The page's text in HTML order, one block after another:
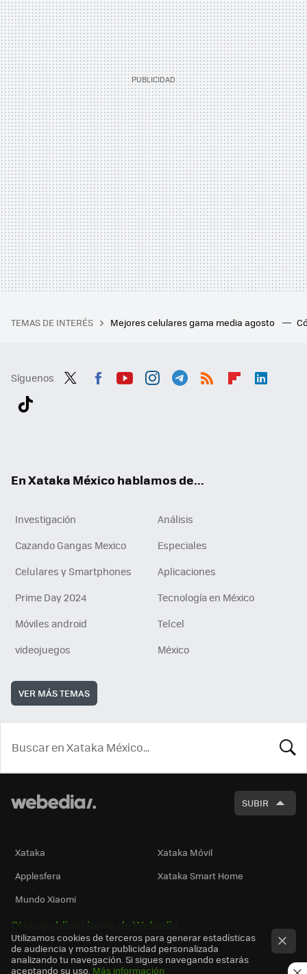
TEMAS DE INTERÉS Mejores celulares gama media agosto
Síguenos
En Xataka México hablamos de...
Investigación
Análisis
Cazando Gangas Mexico
Especiales
Celulares y Smartphones
Aplicaciones
Prime Day 2024
Tecnología en México
Móviles android
Telcel
videojuegos
México
VER MÁS TEMAS
SUBIR
Xataka
Xataka Móvil
Applesfera
Xataka Smart Home
Mundo Xiaomi
Otras publicaciones de Webedia
Utilizamos cookies de terceros para generar estadísticas
de audiencia y mostrar publicidad personalizada
analizando tu navegación. Si sigues navegando estarás
aceptando su uso. Más información